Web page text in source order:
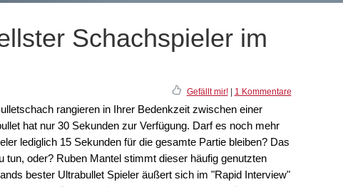
Schachspieler im
Gefällt mir!| 1 Kommentare
rangieren in Ihrer Bedenkzeit zwischen einer
hat nur 30 Sekunden zur Verfügung. Darf es noch mehr
lediglich 15 Sekunden für die gesamte Partie bleiben? Das
oder? Ruben Mantel stimmt dieser häufig genutzten
bester Ultrabullet Spieler äußert sich im "Rapid Interview"